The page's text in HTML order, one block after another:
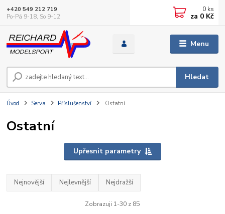
Menu
Hledat
+420 549 212 719
Po-Pá 9-18, So 9-12
0 ks
za 0 Kč
Úvod Serva Příslušenství Ostatní
Ostatní
Upřesnit parametry
Nejnovější Nejlevnější Nejdražší
Zobrazuji 1-30 z 85